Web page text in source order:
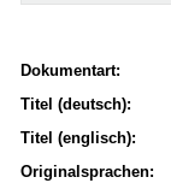
Dokumentart:
Titel (deutsch):
Titel (englisch):
Originalsprachen: